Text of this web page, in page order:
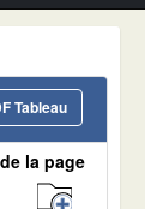
Tableau
la page